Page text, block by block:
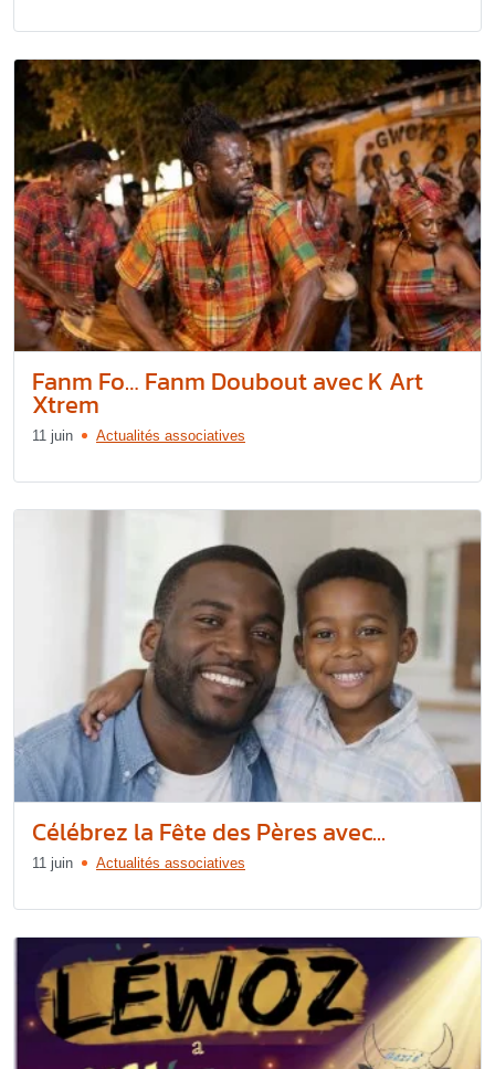
Fanm Fo… Fanm Doubout avec K Art
Xtrem
11 juin Actualités associatives
Célébrez la Fête des Pères avec...
11 juin Actualités associatives